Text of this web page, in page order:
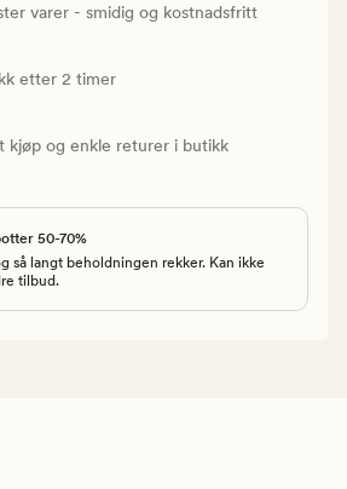
varer - smidig og kostnadsfritt
etter 2 timer
kjøp og enkle returer i butikk
50-70%
så langt beholdningen rekker. Kan ikke
tilbud.